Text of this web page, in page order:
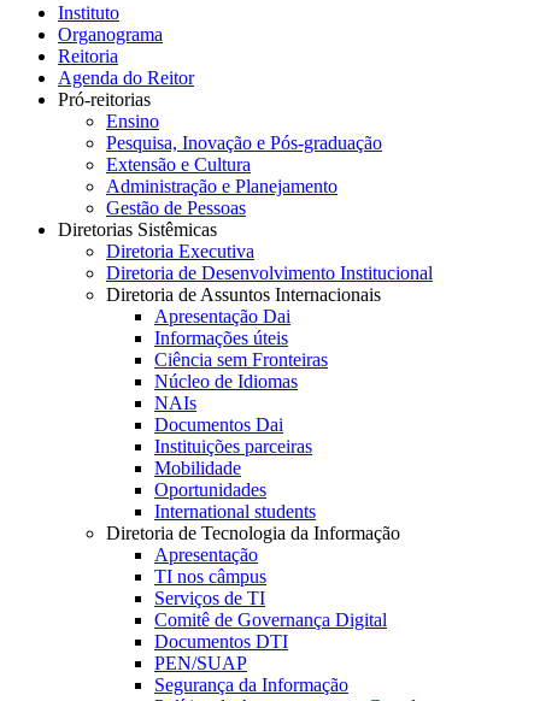
Instituto
Organograma
Reitoria
Agenda do Reitor
Pró-reitorias
Ensino
Pesquisa, Inovação e Pós-graduação
Extensão e Cultura
Administração e Planejamento
Gestão de Pessoas
Diretorias Sistêmicas
Diretoria Executiva
Diretoria de Desenvolvimento Institucional
Diretoria de Assuntos Internacionais
Apresentação Dai
Informações úteis
Ciência sem Fronteiras
Núcleo de Idiomas
NAIs
Documentos Dai
Instituições parceiras
Mobilidade
Oportunidades
International students
Diretoria de Tecnologia da Informação
Apresentação
TI nos câmpus
Serviços de TI
Comitê de Governança Digital
Documentos DTI
PEN/SUAP
Segurança da Informação